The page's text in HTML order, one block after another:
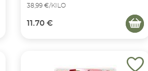
38,99 €/KILO
11.70 €